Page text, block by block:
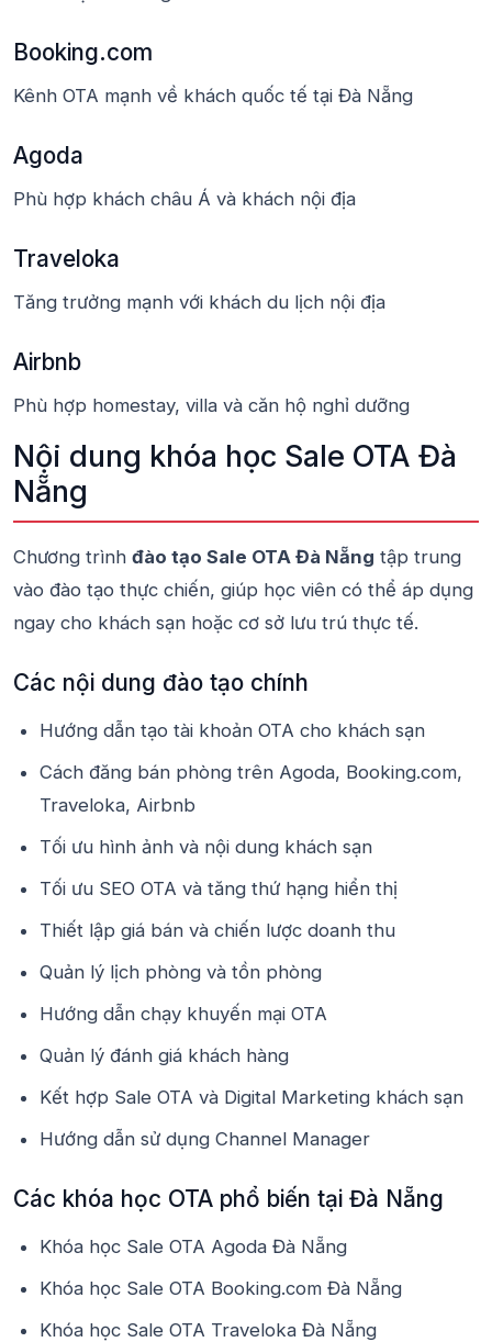
Booking.com
Kênh OTA mạnh về khách quốc tế tại Đà Nẵng
Agoda
Phù hợp khách châu Á và khách nội địa
Traveloka
Tăng trưởng mạnh với khách du lịch nội địa
Airbnb
Phù hợp homestay, villa và căn hộ nghỉ dưỡng
Nội dung khóa học Sale OTA Đà
Nẵng
Chương trình đào tạo Sale OTA Đà Nẵng tập trung
vào đào tạo thực chiến, giúp học viên có thể áp dụng
ngay cho khách sạn hoặc cơ sở lưu trú thực tế.
Các nội dung đào tạo chính
Hướng dẫn tạo tài khoản OTA cho khách sạn
Cách đăng bán phòng trên Agoda, Booking.com,
Traveloka, Airbnb
Tối ưu hình ảnh và nội dung khách sạn
Tối ưu SEO OTA và tăng thứ hạng hiển thị
Thiết lập giá bán và chiến lược doanh thu
Quản lý lịch phòng và tồn phòng
Hướng dẫn chạy khuyến mại OTA
Quản lý đánh giá khách hàng
Kết hợp Sale OTA và Digital Marketing khách sạn
Hướng dẫn sử dụng Channel Manager
Các khóa học OTA phổ biến tại Đà Nẵng
Khóa học Sale OTA Agoda Đà Nẵng
Khóa học Sale OTA Booking.com Đà Nẵng
Khóa học Sale OTA Traveloka Đà Nẵng